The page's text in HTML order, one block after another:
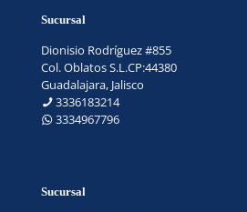
Sucursal
Dionisio Rodríguez #855
Col. Oblatos S.L.CP:44380
Guadalajara, Jalisco
3336183214
3334967796
Sucursal